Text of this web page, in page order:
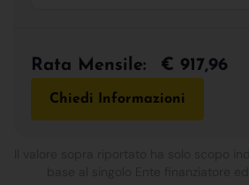
Rata Mensile: € 917,96
Chiedi Informazioni